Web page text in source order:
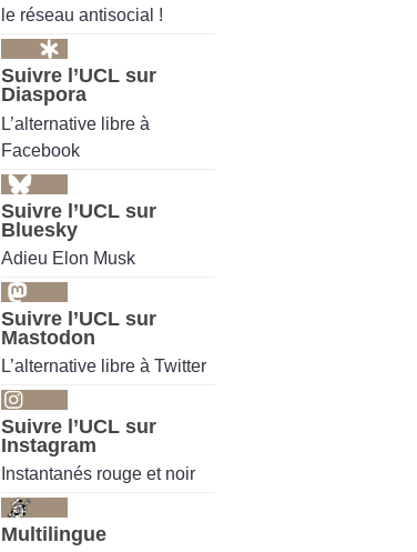
le réseau antisocial !
Suivre l’UCL sur
Diaspora
L’alternative libre à
Facebook
Suivre l’UCL sur
Bluesky
Adieu Elon Musk
Suivre l’UCL sur
Mastodon
L’alternative libre à Twitter
Suivre l’UCL sur
Instagram
Instantanés rouge et noir
Multilingue